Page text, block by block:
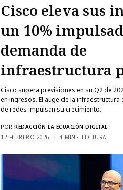
Cisco eleva sus
un 10%
demanda de
infraestructura
Cisco supera previsiones en su Q2 de
en ingresos. El auge de la infraestructura
de redes impulsan su crecimiento.
POR REDACCIÓN LA ECUACIÓN DIGITAL
12 FEBRERO 2026
4 MINS. LECTURA